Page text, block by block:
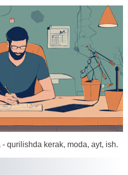
qurilishda kerak, moda, ayt, ish.